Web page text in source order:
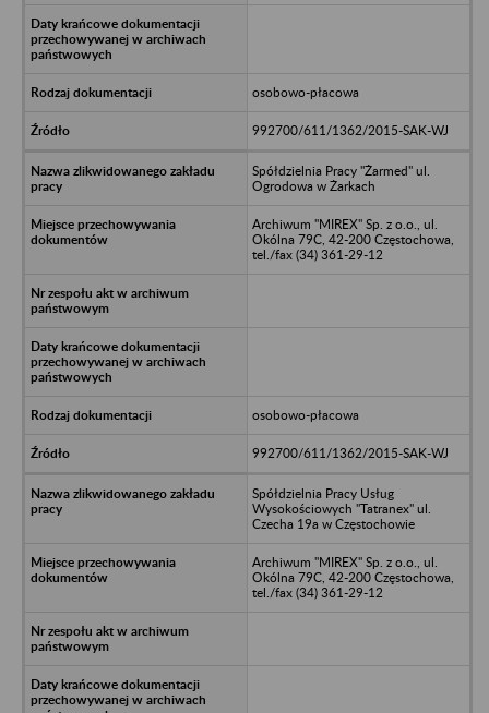
osobowo-płacowa
992700/611/1362/2015-SAK-WJ
Spółdzielnia Pracy "Żarmed" ul.
Ogrodowa w Żarkach
Archiwum "MIREX" Sp. z o.o., ul.
Okólna 79C, 42-200 Częstochowa,
tel./fax (34) 361-29-12
osobowo-płacowa
992700/611/1362/2015-SAK-WJ
Spółdzielnia Pracy Usług
Wysokościowych "Tatranex" ul.
Czecha 19a w Częstochowie
Archiwum "MIREX" Sp. z o.o., ul.
Okólna 79C, 42-200 Częstochowa,
tel./fax (34) 361-29-12